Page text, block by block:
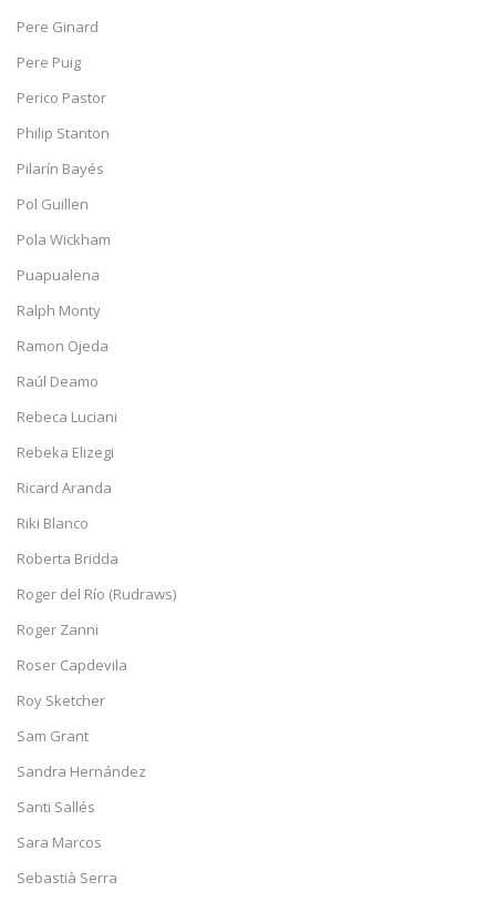
Pere Ginard
Pere Puig
Perico Pastor
Philip Stanton
Pilarín Bayés
Pol Guillen
Pola Wickham
Puapualena
Ralph Monty
Ramon Ojeda
Raúl Deamo
Rebeca Luciani
Rebeka Elizegi
Ricard Aranda
Riki Blanco
Roberta Bridda
Roger del Río (Rudraws)
Roger Zanni
Roser Capdevila
Roy Sketcher
Sam Grant
Sandra Hernández
Santi Sallés
Sara Marcos
Sebastià Serra